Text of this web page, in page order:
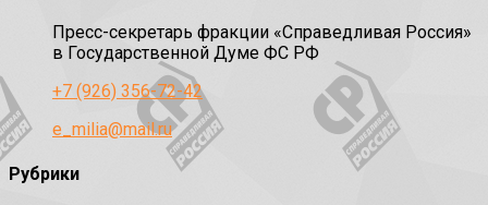
Пресс-секретарь фракции «Справедливая Россия»
в Государственной Думе ФС РФ
+7 (926) 356-72-42
e_milia@mail.ru
Рубрики